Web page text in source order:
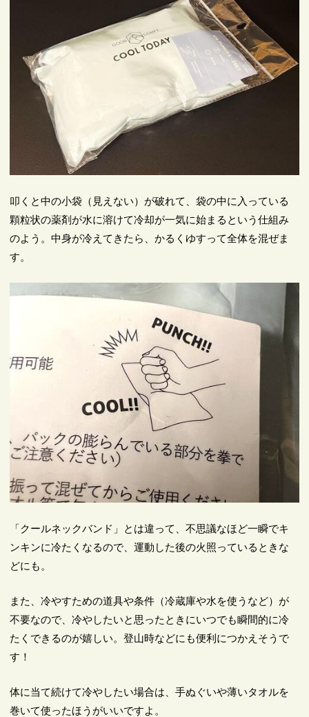
叩くと中の小袋（見えない）が破れて、袋の中に入っている
顆粒状の薬剤が水に溶けて冷却が一気に始まるという仕組み
のよう。中身が冷えてきたら、かるくゆすって全体を混ぜま
す。
「クールネックバンド」とは違って、不思議なほど一瞬でキ
ンキンに冷たくなるので、運動した後の火照っているときな
どにも。
また、冷やすための道具や条件（冷蔵庫や水を使うなど）が
不要なので、冷やしたいと思ったときにいつでも瞬間的に冷
たくできるのが嬉しい。登山時などにも便利につかえそうで
す！
体に当て続けて冷やしたい場合は、手ぬぐいや薄いタオルを
巻いて使ったほうがいいですよ。